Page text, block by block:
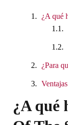
¿A qué
¿Para
¿A qué